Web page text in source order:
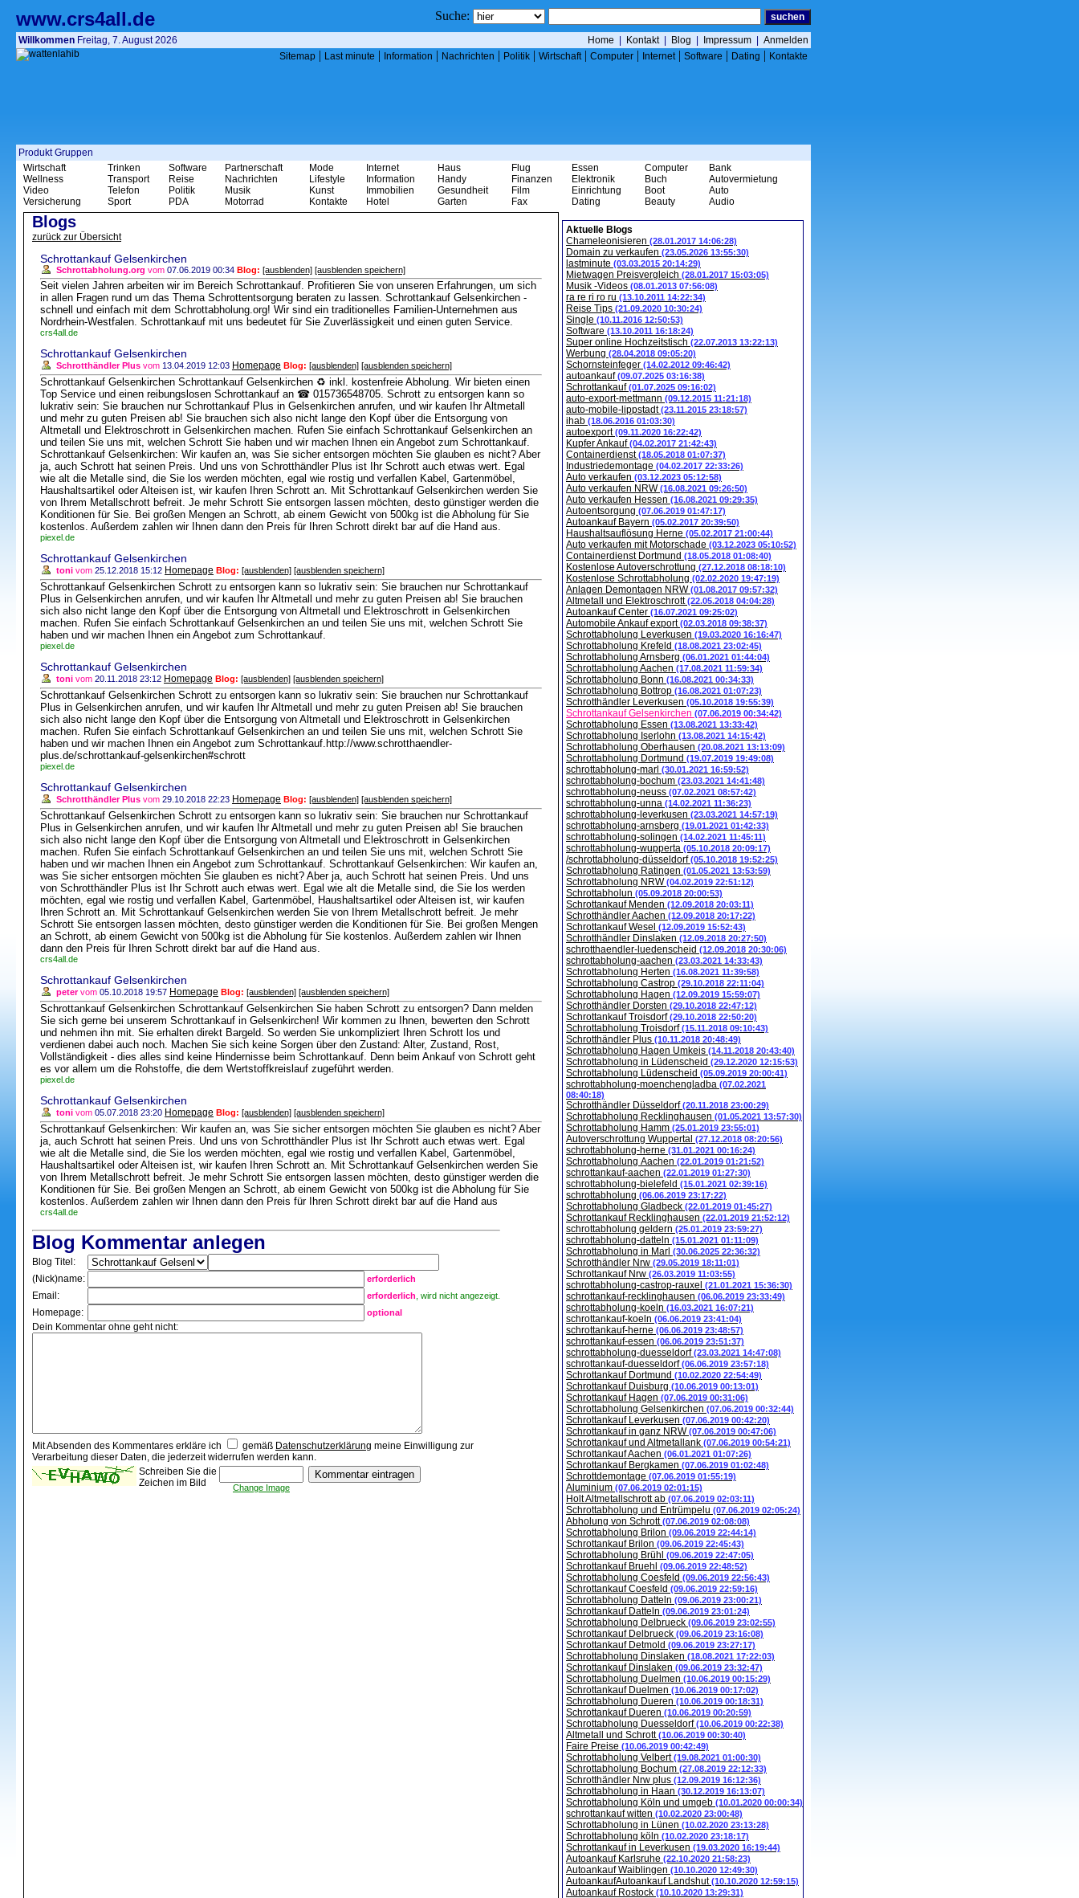
www.crs4all.de Suche:
Willkommen Freitag, 7. August 2026 Home Kontakt| Blog Impressum
Anmelden
Sitemap | Last minute | Information | Nachrichten | Politik | Wirtschaft| Computer | Internet| Software | Dating | Kontakte
Produkt Gruppen
Wirtschaft
Wellness
Video
Versicherung
Trinken
Transport
Telefon
Sport
Software
Reise
Politik
PDA
Partnerschaft
Nachrichten
Musik
Motorrad
Mode
Lifestyle
Kunst
Kontakte
Internet
Information
Immobilien
Hotel
Haus
Handy
Gesundheit
Garten
Flug
Finanzen
Film
Fax
Essen
Elektronik
Einrichtung
Dating
Computer
Buch
Boot
Beauty
Bank
Autovermietung
Auto
Audio
Blogs
zurück zur Übersicht
Schrottankauf Gelsenkirchen
Schrottabholung.org vom 07.06.2019 00:34 Blog: [ausblenden] [ausblenden speichern]
Seit vielen Jahren arbeiten wir im Bereich Schrottankauf. Profitieren Sie von unseren Erfahrungen, um sich
in allen Fragen rund um das Thema Schrottentsorgung beraten zu lassen. Schrottankauf Gelsenkirchen -
schnell und einfach mit dem Schrottabholung.org! Wir sind ein traditionelles Familien-Unternehmen aus
Nordrhein-Westfalen. Schrottankauf mit uns bedeutet für Sie Zuverlässigkeit und einen guten Service.
crs4all.de
Schrottankauf Gelsenkirchen
Schrotthändler Plus vom 13.04.2019 12:03 Homepage Blog: [ausblenden] [ausblenden speichern]
Schrottankauf Gelsenkirchen Schrottankauf Gelsenkirchen ♻ inkl. kostenfreie Abholung. Wir bieten einen
Top Service und einen reibungslosen Schrottankauf an ☎ 015736548705. Schrott zu entsorgen kann so
lukrativ sein: Sie brauchen nur Schrottankauf Plus in Gelsenkirchen anrufen, und wir kaufen Ihr Altmetall
und mehr zu guten Preisen ab! Sie brauchen sich also nicht lange den Kopf über die Entsorgung von
Altmetall und Elektroschrott in Gelsenkirchen machen. Rufen Sie einfach Schrottankauf Gelsenkirchen an
und teilen Sie uns mit, welchen Schrott Sie haben und wir machen Ihnen ein Angebot zum Schrottankauf.
Schrottankauf Gelsenkirchen: Wir kaufen an, was Sie sicher entsorgen möchten Sie glauben es nicht? Aber
ja, auch Schrott hat seinen Preis. Und uns von Schrotthändler Plus ist Ihr Schrott auch etwas wert. Egal
wie alt die Metalle sind, die Sie los werden möchten, egal wie rostig und verfallen Kabel, Gartenmöbel,
Haushaltsartikel oder Alteisen ist, wir kaufen Ihren Schrott an. Mit Schrottankauf Gelsenkirchen werden Sie
von Ihrem Metallschrott befreit. Je mehr Schrott Sie entsorgen lassen möchten, desto günstiger werden die
Konditionen für Sie. Bei großen Mengen an Schrott, ab einem Gewicht von 500kg ist die Abholung für Sie
kostenlos. Außerdem zahlen wir Ihnen dann den Preis für Ihren Schrott direkt bar auf die Hand aus.
piexel.de
Schrottankauf Gelsenkirchen
toni vom 25.12.2018 15:12 Homepage Blog: [ausblenden] [ausblenden speichern]
Schrottankauf Gelsenkirchen Schrott zu entsorgen kann so lukrativ sein: Sie brauchen nur Schrottankauf
Plus in Gelsenkirchen anrufen, und wir kaufen Ihr Altmetall und mehr zu guten Preisen ab! Sie brauchen
sich also nicht lange den Kopf über die Entsorgung von Altmetall und Elektroschrott in Gelsenkirchen
machen. Rufen Sie einfach Schrottankauf Gelsenkirchen an und teilen Sie uns mit, welchen Schrott Sie
haben und wir machen Ihnen ein Angebot zum Schrottankauf.
piexel.de
Schrottankauf Gelsenkirchen
toni vom 20.11.2018 23:12 Homepage Blog: [ausblenden] [ausblenden speichern]
Schrottankauf Gelsenkirchen Schrott zu entsorgen kann so lukrativ sein: Sie brauchen nur Schrottankauf
Plus in Gelsenkirchen anrufen, und wir kaufen Ihr Altmetall und mehr zu guten Preisen ab! Sie brauchen
sich also nicht lange den Kopf über die Entsorgung von Altmetall und Elektroschrott in Gelsenkirchen
machen. Rufen Sie einfach Schrottankauf Gelsenkirchen an und teilen Sie uns mit, welchen Schrott Sie
haben und wir machen Ihnen ein Angebot zum Schrottankauf.http://www.schrotthaendler-
plus.de/schrottankauf-gelsenkirchen#schrott
piexel.de
Schrottankauf Gelsenkirchen
Schrotthändler Plus vom 29.10.2018 22:23 Homepage Blog: [ausblenden] [ausblenden speichern]
Schrottankauf Gelsenkirchen Schrott zu entsorgen kann so lukrativ sein: Sie brauchen nur Schrottankauf
Plus in Gelsenkirchen anrufen, und wir kaufen Ihr Altmetall und mehr zu guten Preisen ab! Sie brauchen
sich also nicht lange den Kopf über die Entsorgung von Altmetall und Elektroschrott in Gelsenkirchen
machen. Rufen Sie einfach Schrottankauf Gelsenkirchen an und teilen Sie uns mit, welchen Schrott Sie
haben und wir machen Ihnen ein Angebot zum Schrottankauf. Schrottankauf Gelsenkirchen: Wir kaufen an,
was Sie sicher entsorgen möchten Sie glauben es nicht? Aber ja, auch Schrott hat seinen Preis. Und uns
von Schrotthändler Plus ist Ihr Schrott auch etwas wert. Egal wie alt die Metalle sind, die Sie los werden
möchten, egal wie rostig und verfallen Kabel, Gartenmöbel, Haushaltsartikel oder Alteisen ist, wir kaufen
Ihren Schrott an. Mit Schrottankauf Gelsenkirchen werden Sie von Ihrem Metallschrott befreit. Je mehr
Schrott Sie entsorgen lassen möchten, desto günstiger werden die Konditionen für Sie. Bei großen Mengen
an Schrott, ab einem Gewicht von 500kg ist die Abholung für Sie kostenlos. Außerdem zahlen wir Ihnen
dann den Preis für Ihren Schrott direkt bar auf die Hand aus.
crs4all.de
Schrottankauf Gelsenkirchen
petervom 05.10.2018 19:57 Homepage Blog: [ausblenden] [ausblenden speichern]
Schrottankauf Gelsenkirchen Schrottankauf Gelsenkirchen Sie haben Schrott zu entsorgen? Dann melden
Sie sich gerne bei unserem Schrottankauf in Gelsenkirchen! Wir kommen zu Ihnen, bewerten den Schrott
und nehmen ihn mit. Sie erhalten direkt Bargeld. So werden Sie unkompliziert Ihren Schrott los und
verdienen dabei auch noch. Machen Sie sich keine Sorgen über den Zustand: Alter, Zustand, Rost,
Vollständigkeit - dies alles sind keine Hindernisse beim Schrottankauf. Denn beim Ankauf von Schrott geht
es vor allem um die Rohstoffe, die dem Wertstoffkreislauf zugeführt werden.
piexel.de
Schrottankauf Gelsenkirchen
toni vom 05.07.2018 23:20 Homepage Blog: [ausblenden] [ausblenden speichern]
Schrottankauf Gelsenkirchen: Wir kaufen an, was Sie sicher entsorgen möchten Sie glauben es nicht? Aber
ja, auch Schrott hat seinen Preis. Und uns von Schrotthändler Plus ist Ihr Schrott auch etwas wert. Egal
wie alt die Metalle sind, die Sie los werden möchten, egal wie rostig und verfallen Kabel, Gartenmöbel,
Haushaltsartikel oder Alteisen ist, wir kaufen Ihren Schrott an. Mit Schrottankauf Gelsenkirchen werden Sie
von Ihrem Metallschrott befreit. Je mehr Schrott Sie entsorgen lassen möchten, desto günstiger werden die
Konditionen für Sie. Bei großen Mengen an Schrott, ab einem Gewicht von 500kg ist die Abholung für Sie
kostenlos. Außerdem zahlen wir Ihnen dann den Preis für Ihren Schrott direkt bar auf die Hand aus
crs4all.de
Blog Kommentar anlegen
Blog Titel:
(Nick)name:
erforderlich
Email: erforderlich , wird nicht angezeigt.
Homepage: optional
Dein Kommentar ohne geht nicht:
Mit Absenden des Kommentares erkläre ich gemäß Datenschutzerklärung meine Einwilligung zur
Verarbeitung dieser Daten, die jederzeit widerrufen werden kann.
Schreiben Sie die
Zeichen im Bild
Change Image
Aktuelle Blogs
Chameleonisieren (28.01.2017 14:06:28)
Domain zu verkaufen (23.05.2026 13:55:30)
lastminute (03.03.2015 20:14:29)
Mietwagen Preisvergleich (28.01.2017 15:03:05)
Musik -Videos (08.01.2013 07:56:08)
ra re ri ro ru (13.10.2011 14:22:34)
Reise Tips (21.09.2020 10:30:24)
Single (10.11.2016 12:50:53)
Software (13.10.2011 16:18:24)
Super online Hochzeitstisch (22.07.2013 13:22:13)
Werbung (28.04.2018 09:05:20)
Schornsteinfeger (14.02.2012 09:46:42)
autoankauf(09.07.2025 03:16:38)
Schrottankauf(01.07.2025 09:16:02)
auto-export-mettmann (09.12.2015 11:21:18)
auto-mobile-lippstadt(23.11.2015 23:18:57)
ihab (18.06.2016 01:03:30)
autoexport(09.11.2020 16:22:42)
Kupfer Ankauf(04.02.2017 21:42:43)
Containerdienst(18.05.2018 01:07:37)
Industriedemontage (04.02.2017 22:33:26)
Auto verkaufen (03.12.2023 05:12:58)
Auto verkaufen NRW(16.08.2021 09:26:50)
Auto verkaufen Hessen (16.08.2021 09:29:35)
Autoentsorgung (07.06.2019 01:47:17)
Autoankauf Bayern (05.02.2017 20:39:50)
Haushaltsauflösung Herne (05.02.2017 21:00:44)
Auto verkaufen mit Motorschade (03.12.2023 05:10:52)
Containerdienst Dortmund (18.05.2018 01:08:40)
Kostenlose Autoverschrottung (27.12.2018 08:18:10)
Kostenlose Schrottabholung (02.02.2020 19:47:19)
Anlagen Demontagen NRW(01.08.2017 09:57:32)
Altmetall und Elektroschrott(22.05.2018 04:04:28)
Autoankauf Center (16.07.2021 09:25:02)
Automobile Ankauf export(02.03.2018 09:38:37)
Schrottabholung Leverkusen (19.03.2020 16:16:47)
Schrottabholung Krefeld (18.08.2021 23:02:45)
Schrottabholung Arnsberg (06.01.2021 01:44:04)
Schrottabholung Aachen (17.08.2021 11:59:34)
Schrottabholung Bonn (16.08.2021 00:34:33)
Schrottabholung Bottrop (16.08.2021 01:07:23)
Schrotthändler Leverkusen (05.10.2018 19:55:39)
Schrottankauf Gelsenkirchen (07.06.2019 00:34:42)
Schrottabholung Essen (13.08.2021 13:33:42)
Schrottabholung Iserlohn (13.08.2021 14:15:42)
Schrottabholung Oberhausen (20.08.2021 13:13:09)
Schrottabholung Dortmund (19.07.2019 19:49:08)
schrottabholung-marl (30.01.2021 16:59:52)
schrottabholung-bochum (23.03.2021 14:41:48)
schrottabholung-neuss (07.02.2021 08:57:42)
schrottabholung-unna (14.02.2021 11:36:23)
schrottabholung-leverkusen (23.03.2021 14:57:19)
schrottabholung-arnsberg (19.01.2021 01:42:33)
schrottabholung-solingen (14.02.2021 11:45:11)
schrottabholung-wupperta (05.10.2018 20:09:17)
/schrottabholung-düsseldorf(05.10.2018 19:52:25)
Schrottabholung Ratingen (01.05.2021 13:53:59)
Schrottabholung NRW(04.02.2019 22:51:12)
Schrottabholun (05.09.2018 20:00:53)
Schrottankauf Menden (12.09.2018 20:03:11)
Schrotthändler Aachen (12.09.2018 20:17:22)
Schrottankauf Wesel (12.09.2019 15:52:43)
Schrotthändler Dinslaken (12.09.2018 20:27:50)
schrotthaendler-luedenscheid (12.09.2018 20:30:06)
schrottabholung-aachen (23.03.2021 14:33:43)
Schrottabholung Herten (16.08.2021 11:39:58)
Schrottabholung Castrop (29.10.2018 22:11:04)
Schrottabholung Hagen (12.09.2019 15:59:07)
Schrotthändler Dorsten (29.10.2018 22:47:12)
Schrottankauf Troisdorf(29.10.2018 22:50:20)
Schrottabholung Troisdorf(15.11.2018 09:10:43)
Schrotthändler Plus (10.11.2018 20:48:49)
Schrottabholung Hagen Umkeis (14.11.2018 20:43:40)
Schrottabholung in Lüdenscheid (29.12.2020 12:15:53)
Schrottabholung Lüdenscheid (05.09.2019 20:00:41)
schrottabholung-moenchengladba (07.02.2021
08:40:18)
Schrotthändler Düsseldorf(20.11.2018 23:00:29)
Schrottabholung Recklinghausen (01.05.2021 13:57:30)
Schrottabholung Hamm (25.01.2019 23:55:01)
Autoverschrottung Wuppertal (27.12.2018 08:20:56)
schrottabholung-herne (31.01.2021 00:16:24)
Schrottabholung Aachen (22.01.2019 01:21:52)
schrottankauf-aachen (22.01.2019 01:27:30)
schrottabholung-bielefeld (15.01.2021 02:39:16)
schrottabholung (06.06.2019 23:17:22)
Schrottabholung Gladbeck (22.01.2019 01:45:27)
Schrottankauf Recklinghausen (22.01.2019 21:52:12)
schrottabholung geldern (25.01.2019 23:59:27)
schrottabholung-datteln (15.01.2021 01:11:09)
Schrottabholung in Marl (30.06.2025 22:36:32)
Schrotthändler Nrw (29.05.2019 18:11:01)
Schrottankauf Nrw (26.03.2019 11:03:55)
schrottabholung-castrop-rauxel (21.01.2021 15:36:30)
schrottankauf-recklinghausen (06.06.2019 23:33:49)
schrottabholung-koeln (16.03.2021 16:07:21)
schrottankauf-koeln (06.06.2019 23:41:04)
schrottankauf-herne (06.06.2019 23:48:57)
schrottankauf-essen (06.06.2019 23:51:37)
schrottabholung-duesseldorf(23.03.2021 14:47:08)
schrottankauf-duesseldorf(06.06.2019 23:57:18)
Schrottankauf Dortmund (10.02.2020 22:54:49)
Schrottankauf Duisburg (10.06.2019 00:13:01)
Schrottankauf Hagen (07.06.2019 00:31:06)
Schrottabholung Gelsenkirchen (07.06.2019 00:32:44)
Schrottankauf Leverkusen (07.06.2019 00:42:20)
Schrottankauf in ganz NRW(07.06.2019 00:47:06)
Schrottankauf und Altmetallank (07.06.2019 00:54:21)
Schrottankauf Aachen (06.01.2021 01:07:26)
Schrottankauf Bergkamen (07.06.2019 01:02:48)
Schrottdemontage (07.06.2019 01:55:19)
Aluminium (07.06.2019 02:01:15)
Holt Altmetallschrott ab (07.06.2019 02:03:11)
Schrottabholung und Entrümpelu (07.06.2019 02:05:24)
Abholung von Schrott(07.06.2019 02:08:08)
Schrottabholung Brilon (09.06.2019 22:44:14)
Schrottankauf Brilon (09.06.2019 22:45:43)
Schrottabholung Brühl (09.06.2019 22:47:05)
Schrottankauf Bruehl (09.06.2019 22:48:52)
Schrottabholung Coesfeld (09.06.2019 22:56:43)
Schrottankauf Coesfeld (09.06.2019 22:59:16)
Schrottabholung Datteln (09.06.2019 23:00:21)
Schrottankauf Datteln (09.06.2019 23:01:24)
Schrottabholung Delbrueck (09.06.2019 23:02:55)
Schrottankauf Delbrueck (09.06.2019 23:16:08)
Schrottankauf Detmold (09.06.2019 23:27:17)
Schrottabholung Dinslaken (18.08.2021 17:22:03)
Schrottankauf Dinslaken (09.06.2019 23:32:47)
Schrottabholung Duelmen (10.06.2019 00:15:29)
Schrottankauf Duelmen (10.06.2019 00:17:02)
Schrottabholung Dueren (10.06.2019 00:18:31)
Schrottankauf Dueren (10.06.2019 00:20:59)
Schrottabholung Duesseldorf(10.06.2019 00:22:38)
Altmetall und Schrott(10.06.2019 00:30:40)
Faire Preise (10.06.2019 00:42:49)
Schrottabholung Velbert(19.08.2021 01:00:30)
Schrottabholung Bochum (27.08.2019 22:12:33)
Schrotthändler Nrw plus (12.09.2019 16:12:36)
Schrottabholung in Haan (30.12.2019 16:13:07)
Schrottabholung Köln und umgeb (10.01.2020 00:00:34)
schrottankauf witten (10.02.2020 23:00:48)
Schrottabholung in Lünen (10.02.2020 23:13:28)
Schrottabholung köln (10.02.2020 23:18:17)
Schrottankauf in Leverkusen (19.03.2020 16:19:44)
Autoankauf Karlsruhe (22.10.2020 21:58:23)
Autoankauf Waiblingen (10.10.2020 12:49:30)
AutoankaufAutoankauf Landshut(10.10.2020 12:59:15)
Autoankauf Rostock (10.10.2020 13:29:31)